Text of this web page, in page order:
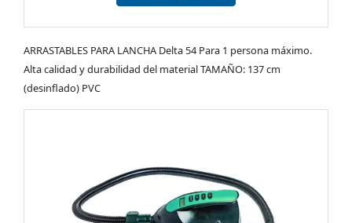
ARRASTABLES PARA LANCHA Delta 54 Para 1 persona máximo.
Alta calidad y durabilidad del material TAMAÑO: 137 cm
(desinflado) PVC